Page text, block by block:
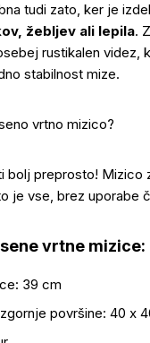
tudi zato, ker je
žebljev ali lepila.
rustikalen videz,
stabilnost mize.
vrtno mizico?
bolj preprosto! Mizico
je vse, brez uporabe
vrtne mizice:
39 cm
površine: 40 x